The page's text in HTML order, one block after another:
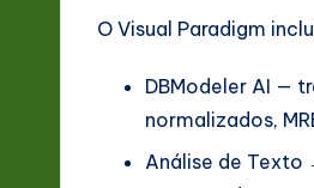
O Visual Paradigm
DBModeler AI —
normalizados,
Análise de